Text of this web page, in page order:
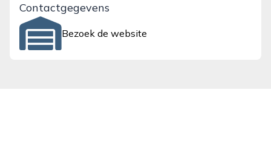
Contactgegevens
Bezoek de website